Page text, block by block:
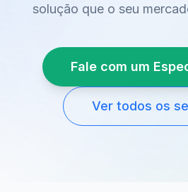
solução que o seu
Fale com um
Ver todos os